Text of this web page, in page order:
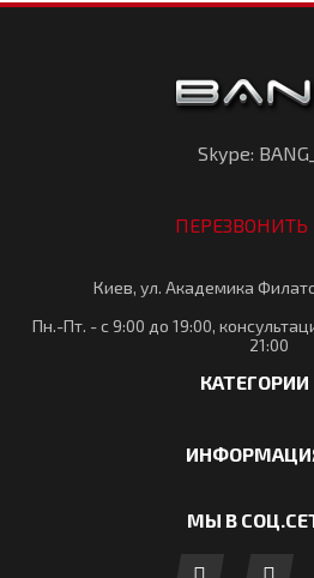
Skype:
Киев, ул. Академика
Пн.-Пт. - с 9:00 до 19:00,
21:00
КАТЕГОРИИ
МЫ В